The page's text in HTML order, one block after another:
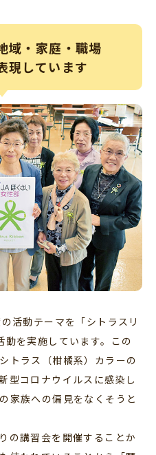
域・家庭・職場
現しています
活動テーマを「シトラスリ
を実施しています。この
トラス（柑橘系）カラーの
型コロナウイルスに感染し
家族への偏見をなくそうと
の講習会を開催することか